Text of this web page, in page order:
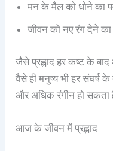
मन के मैल को धोने का
जीवन को नए रंग देने का
जैसे प्रह्लाद हर कष्ट के
वैसे ही मनुष्य भी हर संघर्ष के
और अधिक रंगीन हो सकता
आज के जीवन में प्रह्लाद